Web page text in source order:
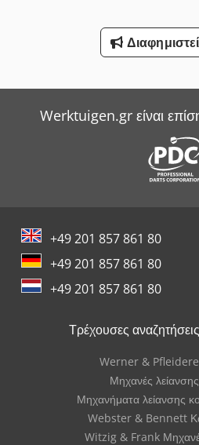
Werktuigen.gr είναι
+49 201 857 861 80
+49 201 857 861 80
+49 201 857 861 80
Τρέχουσες
Werner &
Μηχανές
Μηχανήματα λείανσης
Webster & Bennett
Witzig & Frank